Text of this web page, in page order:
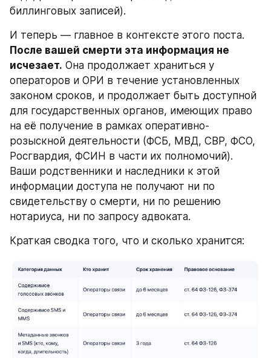
биллинговых записей).
После вашей смерти эта информация не
исчезает. Она продолжает храниться у
операторов и ОРИ в течение установленных
законом сроков, и продолжает быть доступной
для государственных органов, имеющих право
на её получение в рамках оперативно-
розыскной деятельности (ФСБ, МВД, СВР, ФСО,
Росгвардия, ФСИН в части их полномочий).
Ваши родственники и наследники к этой
информации доступа не получают ни по
свидетельству о смерти, ни по решению
нотариуса, ни по запросу адвоката.
Краткая сводка того, что и сколько хранится: